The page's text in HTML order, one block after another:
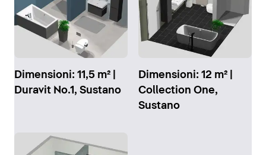
Dimensioni: 11,5 m² |
Duravit No.1, Sustano
Dimensioni: 12 m² |
Collection One,
Sustano